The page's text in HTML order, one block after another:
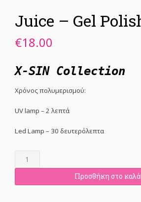
Juice – Gel
€18.00
X-SIN Collection
Χρόνος πολυμερισμού:
UV lamp – 2 λεπτά
Led Lamp – 30 δευτερόλεπτα
Juice
-
Polish
Προσθήκη στο